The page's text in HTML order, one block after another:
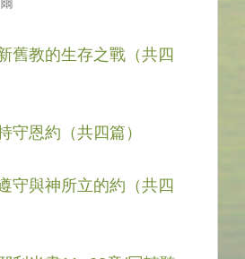
舊教的生存之戰（共四
守恩約（共四篇）
守與神所立的約（共四